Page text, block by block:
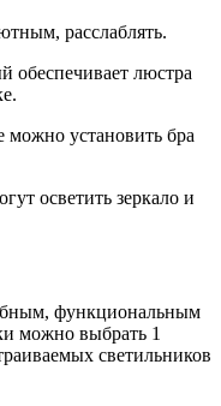
расслаблять.
обеспечивает люстра
можно установить бра
осветить зеркало и
функциональным
можно выбрать 1
светильников